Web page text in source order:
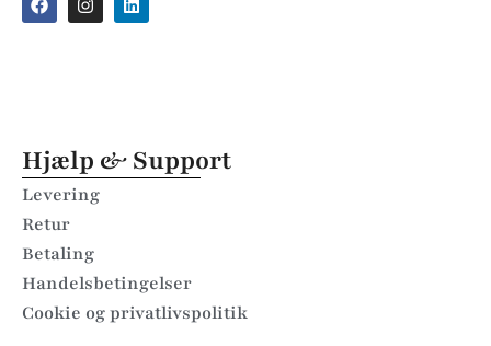
Hjælp & Support
Levering
Retur
Betaling
Handelsbetingelser
Cookie og privatlivspolitik